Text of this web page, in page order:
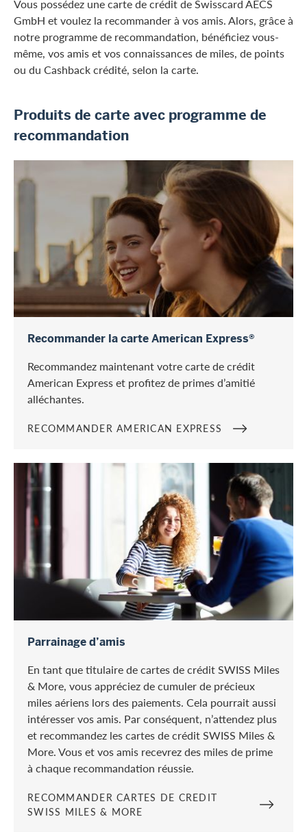
Vous possédez une carte de crédit de Swisscard AECS
GmbH et voulez la recommander à vos amis. Alors, grâce à
notre programme de recommandation, bénéficiez vous-
même, vos amis et vos connaissances de miles, de points
ou du Cashback crédité, selon la carte.
Produits de carte avec programme de
recommandation
Recommander American Express
Recommander la carte American Express®
Recommandez maintenant votre carte de crédit
American Express et profitez de primes d’amitié
alléchantes.
RECOMMANDER AMERICAN EXPRESS
Recommander cartes de credit SWISS Miles & More
Parrainage d’amis
En tant que titulaire de cartes de crédit SWISS Miles
& More, vous appréciez de cumuler de précieux
miles aériens lors des paiements. Cela pourrait aussi
intéresser vos amis. Par conséquent, n’attendez plus
et recommandez les cartes de crédit SWISS Miles &
More. Vous et vos amis recevrez des miles de prime
à chaque recommandation réussie.
RECOMMANDER CARTES DE CREDIT
SWISS MILES & MORE